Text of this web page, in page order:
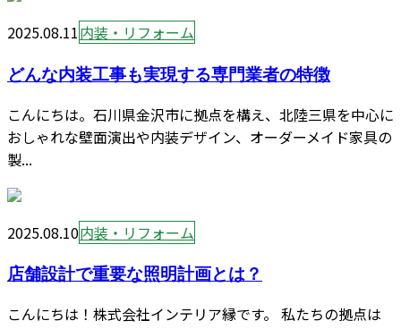
2025.08.11内装・リフォーム
どんな内装工事も実現する専門業者の特徴
こんにちは。石川県金沢市に拠点を構え、北陸三県を中心に
おしゃれな壁面演出や内装デザイン、オーダーメイド家具の
製...
2025.08.10内装・リフォーム
店舗設計で重要な照明計画とは？
こんにちは！株式会社インテリア縁です。 私たちの拠点は